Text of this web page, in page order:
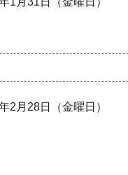
2月28日（金曜日）